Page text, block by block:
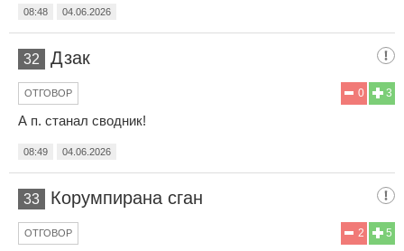
08:48 04.06.2026
32 Дзак
3
0
ОТГОВОР
А п. станал сводник!
08:49 04.06.2026
33 Корумпирана сган
5
2
ОТГОВОР